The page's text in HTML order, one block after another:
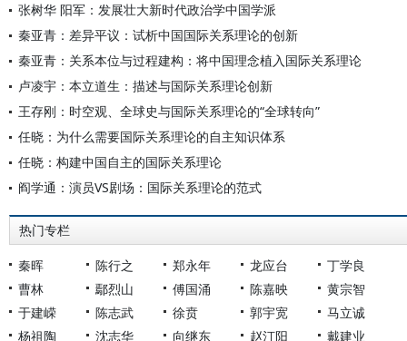
张树华 阳军：发展壮大新时代政治学中国学派
秦亚青：差异平议：试析中国国际关系理论的创新
秦亚青：关系本位与过程建构：将中国理念植入国际关系理论
卢凌宇：本立道生：描述与国际关系理论创新
王存刚：时空观、全球史与国际关系理论的“全球转向”
任晓：为什么需要国际关系理论的自主知识体系
任晓：构建中国自主的国际关系理论
阎学通：演员VS剧场：国际关系理论的范式
热门专栏
秦晖 陈行之 郑永年 龙应台
丁学良
曹林
鄢烈山 傅国涌 陈嘉映
黄宗智
于建嵘
陈志武 徐贲 郭宇宽
马立诚
杨祖陶
沈志华 向继东 赵汀阳 戴建业